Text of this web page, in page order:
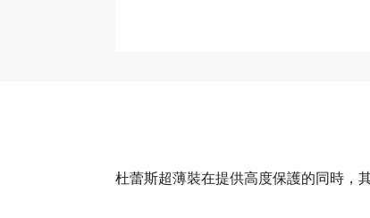
杜蕾斯超薄裝在提供高度保護的同時，